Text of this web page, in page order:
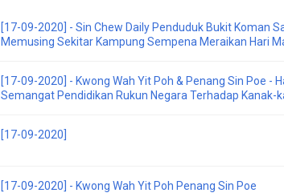
[17-09-2020] - Sin Chew Daily Penduduk Bukit Koman
Memusing Sekitar Kampung Sempena Meraikan Hari
[17-09-2020] - Kwong Wah Yit Poh & Penang Sin Poe -
Semangat Pendidikan Rukun Negara Terhadap Kanak-
[17-09-2020]
[17-09-2020] - Kwong Wah Yit Poh Penang Sin Poe